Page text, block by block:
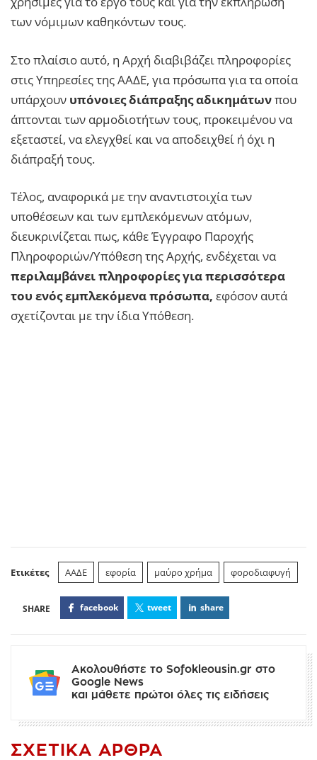
των νόμιμων καθηκόντων τους.
Στο πλαίσιο αυτό, η Αρχή διαβιβάζει πληροφορίες
στις Υπηρεσίες της ΑΑΔΕ, για πρόσωπα για τα οποία
υπάρχουν υπόνοιες διάπραξης αδικημάτωνπου
άπτονται των αρμοδιοτήτων τους, προκειμένου να
εξεταστεί, να ελεγχθεί και να αποδειχθεί ή όχι η
διάπραξή τους.
Τέλος, αναφορικά με την αναντιστοιχία των
υποθέσεων και των εμπλεκόμενων ατόμων,
διευκρινίζεται πως, κάθε Έγγραφο Παροχής
Πληροφοριών/Υπόθεση της Αρχής, ενδέχεται να
περιλαμβάνει πληροφορίες για περισσότερα
του ενός εμπλεκόμενα πρόσωπα, εφόσον αυτά
σχετίζονται με την ίδια Υπόθεση.
Ετικέτες ΑΑΔΕ εφορία μαύρο χρήμα φοροδιαφυγή
facebook tweet share
Ακολουθήστε το Sofokleousin.gr στο
Google News
και μάθετε πρώτοι όλες τις ειδήσεις
ΣΧΕΤΙΚΆ ΆΡΘΡΑ